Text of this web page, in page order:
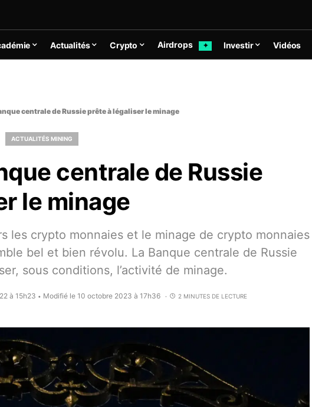
Actualités Crypto Airdrops ✦ Investir Vidéos
centrale de Russie prête à légaliser le minage
ACTUALITÉS MINING
centrale de Russie
le minage
les crypto monnaies et le minage de crypto monnaies
bel et bien révolu. La Banque centrale de Russie
sous conditions, l’activité de minage.
à 15h23 • Modifié le 10 octobre 2023 à 17h36 2 MINUTES DE LECTURE